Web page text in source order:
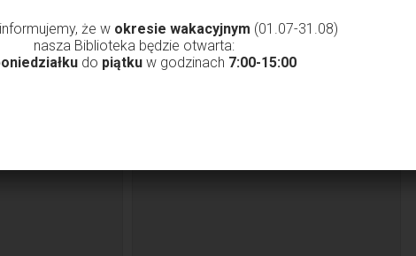
że w okresie wakacyjnym (01.07-31.08)
nasza Biblioteka będzie otwarta:
do piątkuw godzinach 7:00-15:00